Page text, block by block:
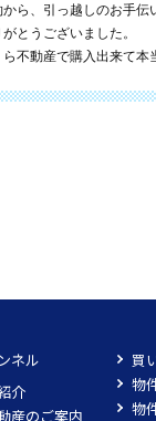
から、引っ越しのお手伝
とうございました。
ら不動産で購入出来て本
ネル
介
産のご案内
買
物
物